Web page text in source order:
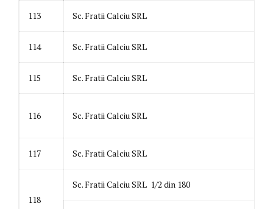
113 Sc. Fratii Calciu SRL
114 Sc. Fratii Calciu SRL
115 Sc. Fratii Calciu SRL
116 Sc. Fratii Calciu SRL
117 Sc. Fratii Calciu SRL
118
Sc. Fratii Calciu SRL 1/2 din 180